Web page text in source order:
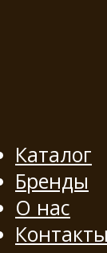
Каталог
Бренды
О нас